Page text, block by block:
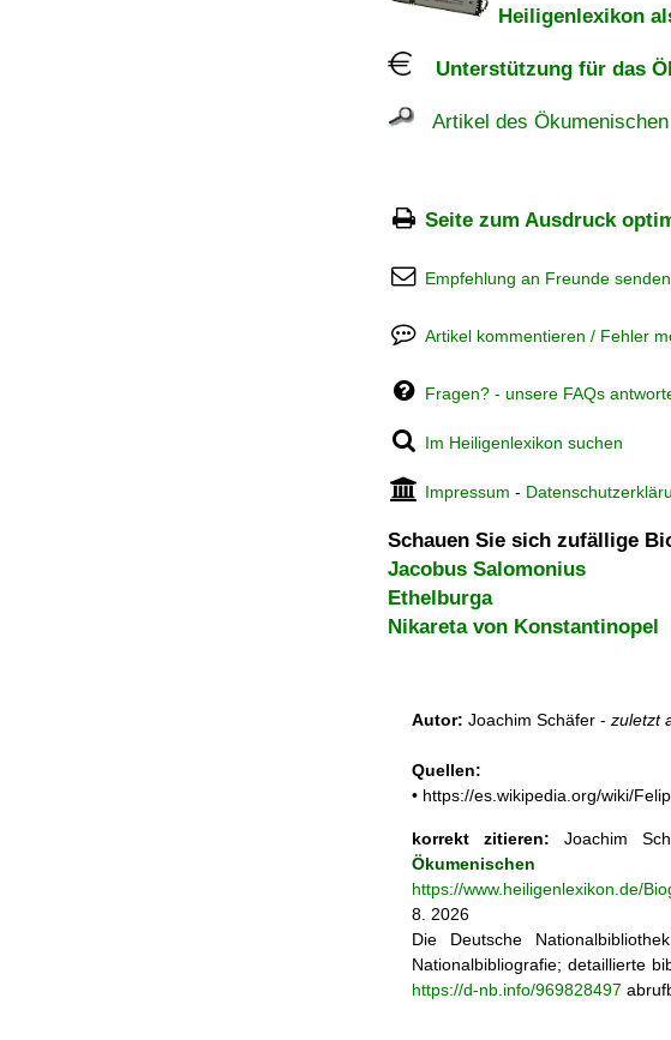
Heiligenlexikon
Unterstützung für das
Artikel des
Seite zum Ausdruck
Empfehlung an Freunde senden
Artikel kommentieren / Fehler
Fragen? - unsere FAQs
Im Heiligenlexikon suchen
Impressum -
Schauen Sie sich zufällige
Jacobus Salomonius
Ethelburga
Nikareta von Konstantinopel
Autor: Joachim Schäfer - zuletzt
Quellen:
• https://es.wikipedia.org/wiki/
korrekt zitieren: Joachim
https://www.heiligenlexikon.de/
8. 2026
Die Deutsche
Nationalbibliografie; detaillierte
https://d-nb.info/969828497